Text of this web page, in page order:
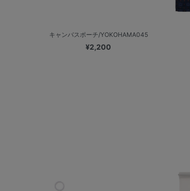
キャンバスポーチ/YOKOHAMA045
¥2,200